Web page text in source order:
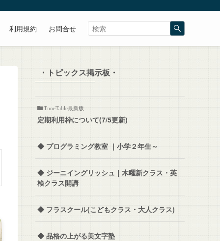
利用規約 お問合せ
・トピックス掲示板・
TimeTable最新版
定期利用枠について(7/5更新)
◆ プログラミング教室 ｜小学２年生～
◆ ジーニイングリッシュ｜木曜新クラス・英
検クラス開講
◆ フラスクール(こどもクラス・大人クラス)
◆ 品格の上がる美文字塾